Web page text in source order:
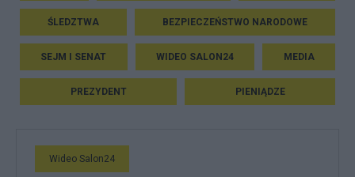
ŚLEDZTWA BEZPIECZEŃSTWO NARODOWE
SEJM I SENAT WIDEO SALON24 MEDIA
PREZYDENT PIENIĄDZE
Wideo Salon24